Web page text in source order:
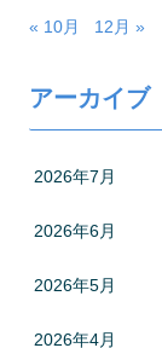
« 10月 12月 »
アーカイブ
2026年7月
2026年6月
2026年5月
2026年4月